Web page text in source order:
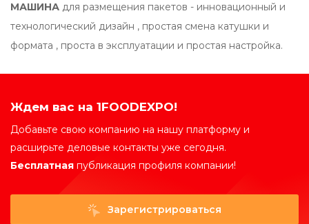
МАШИНА для размещения пакетов - инновационный и
технологический дизайн , простая смена катушки и
формата , проста в эксплуатации и простая настройка.
Ждем вас на 1FOODEXPO!
Добавьте свою компанию на нашу платформу и
расширьте деловые контакты уже сегодня.
Бесплатная публикация профиля компании!
Зарегистрироваться